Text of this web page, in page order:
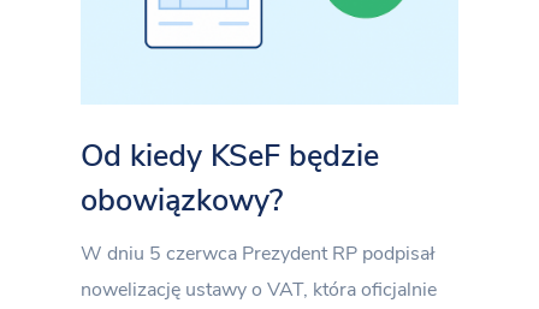
Od kiedy KSeF będzie
obowiązkowy?
W dniu 5 czerwca Prezydent RP podpisał
nowelizację ustawy o VAT, która oficjalnie